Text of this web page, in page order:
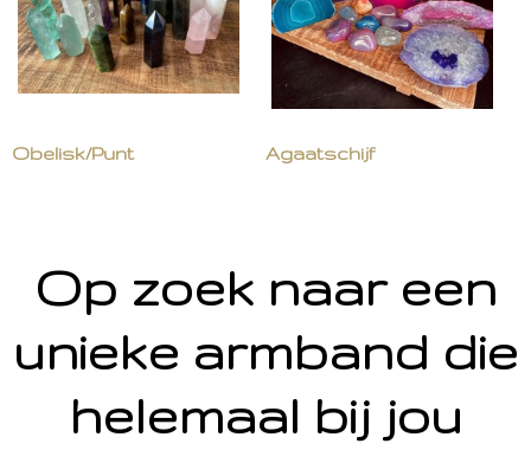
Obelisk/Punt Agaatschijf
Op zoek naar een
unieke armband die
helemaal bij jou